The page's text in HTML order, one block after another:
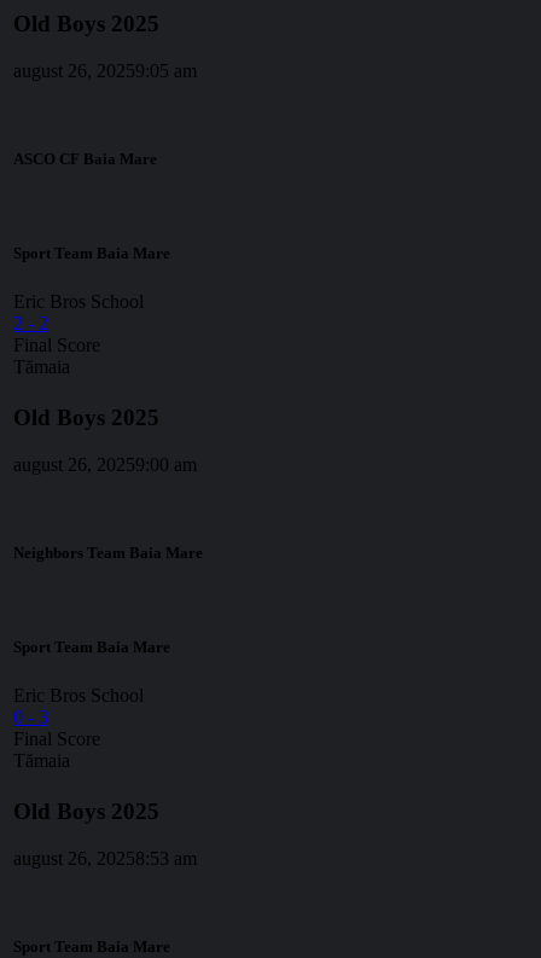
Old Boys 2025
august 26, 20259:05 am
ASCO CF Baia Mare
Sport Team Baia Mare
Eric Bros School
2 - 2
Final Score
Tămaia
Old Boys 2025
august 26, 20259:00 am
Neighbors Team Baia Mare
Sport Team Baia Mare
Eric Bros School
0 - 3
Final Score
Tămaia
Old Boys 2025
august 26, 20258:53 am
Sport Team Baia Mare